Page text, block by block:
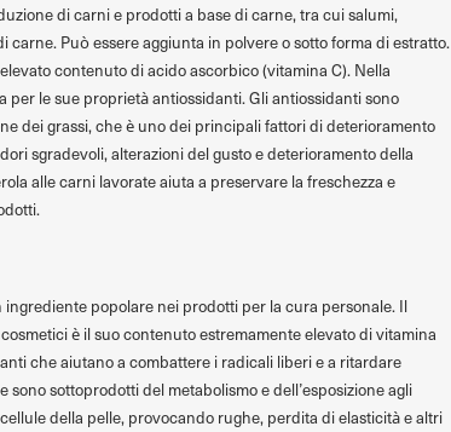
di carni e prodotti a base di carne, tra cui salumi,
carne. Può essere aggiunta in polvere o sotto forma di estratto.
contenuto di acido ascorbico (vitamina C). Nella
per le sue proprietà antiossidanti. Gli antiossidanti sono
dei grassi, che è uno dei principali fattori di deterioramento
sgradevoli, alterazioni del gusto e deterioramento della
alle carni lavorate aiuta a preservare la freschezza e
popolare nei prodotti per la cura personale. Il
è il suo contenuto estremamente elevato di vitamina
che aiutano a combattere i radicali liberi e a ritardare
sottoprodotti del metabolismo e dell’esposizione agli
della pelle, provocando rughe, perdita di elasticità e altri